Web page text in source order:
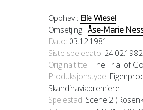
Opphav : Elie Wiesel
Omsetjing : Åse-Marie
Dato 03.12.1981
Siste speledato 24.02.1982
Originaltittel The Trial of
Produksjonstype:
Skandinaviapremiere
Spelestad: Scene 2